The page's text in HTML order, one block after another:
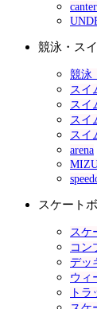
競泳・ス
競泳
スイ
スイ
スイ
スイ
arena
スケート
スケ
コン
デッ
ウィ
トラ